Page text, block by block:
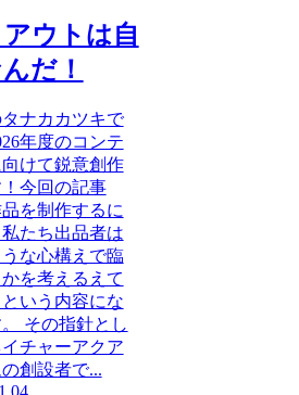
ウトは自
だ！
ナカカツキで
年度のコンテ
けて鋭意創作
今回の記事
を制作するに
たち出品者は
な心構えで臨
を考えるえて
いう内容にな
その指針とし
チャーアクア
創設者で...